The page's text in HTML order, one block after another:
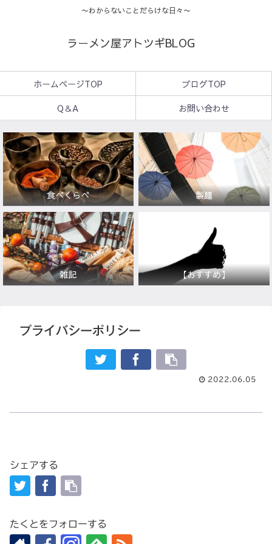
〜わからないことだらけな日々〜
ラーメン屋アトツギBLOG
ホームページTOP
ブログTOP
Q＆A
お問い合わせ
食べくらべ 製麺
雑記 【おすすめ】
プライバシーポリシー
2022.06.05
シェアする
たくとをフォローする